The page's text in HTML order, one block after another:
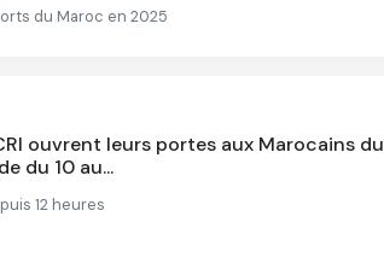
du Maroc en 2025
ouvrent leurs portes aux Marocains du
du 10 au...
12 heures